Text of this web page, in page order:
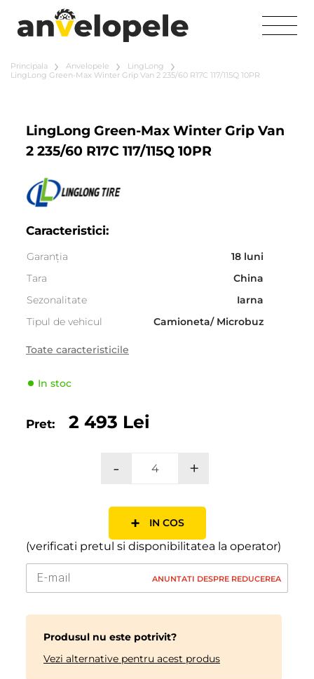
Principala Anvelopele
LingLong
LingLong Green-Max Winter Grip Van 2 235/60 R17C 117/115Q 10PR
LingLong Green-Max Winter Grip Van
2 235/60 R17C 117/115Q 10PR
Caracteristici:
Garanția
18 luni
Tara
China
Sezonalitate
Iarna
Tipul de vehicul
Camioneta/ Microbuz
Producator
Indicele de sarcină
Toate caracteristicile
In stoc
Pret: 2 493 Lei
- +
+ IN COS
(verificati pretul si disponibilitatea la operator)
ANUNTATI DESPRE REDUCEREA
Produsul nu este potrivit?
Vezi alternative pentru acest produs